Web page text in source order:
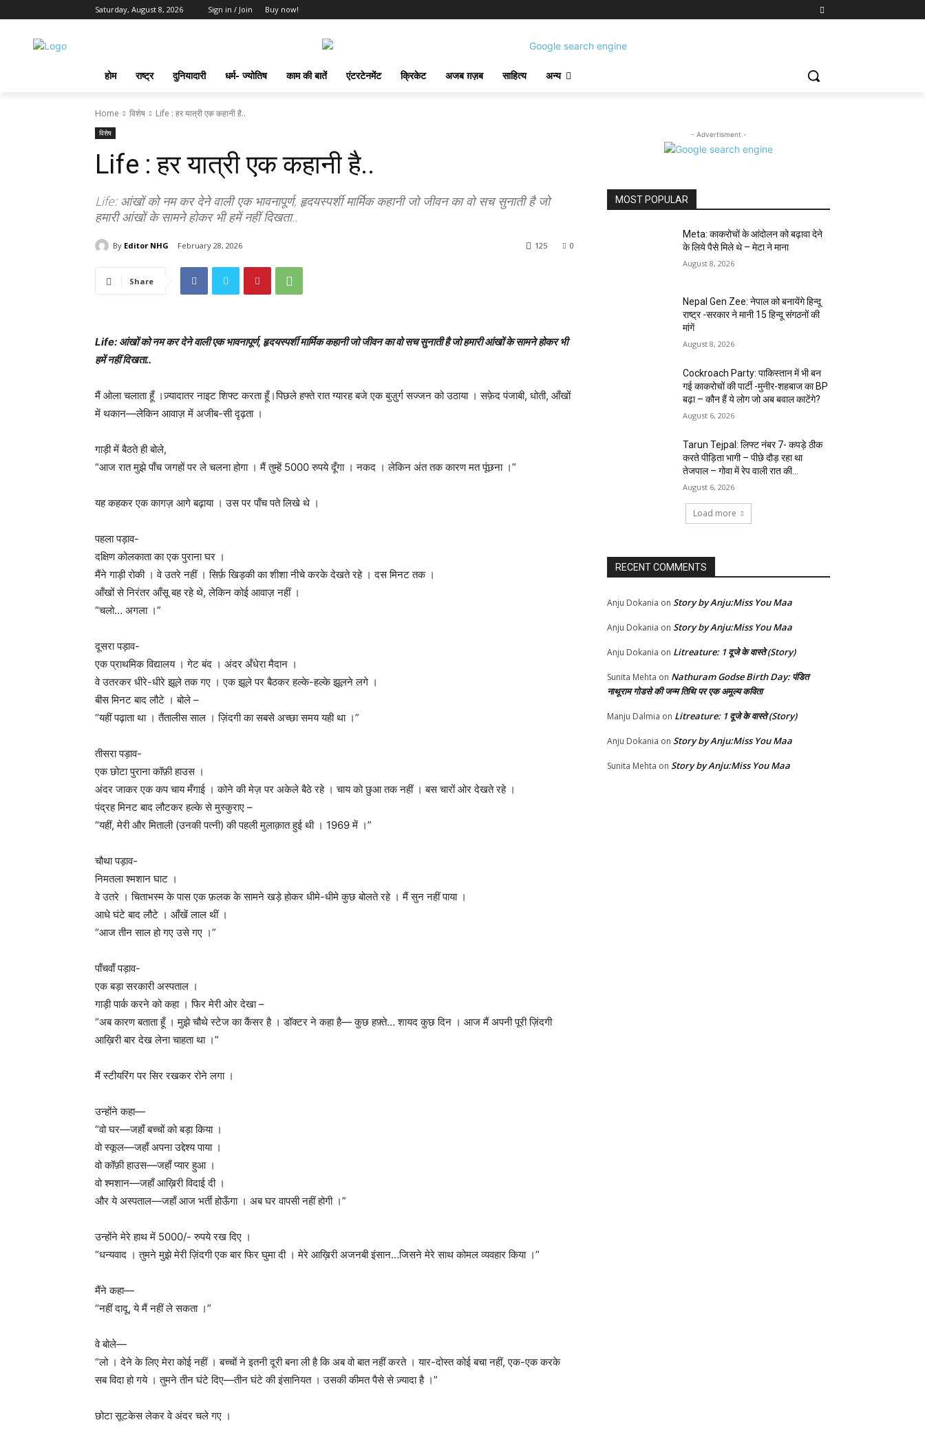
Saturday, August 8, 2026 Sign in / Join Buy now!
होम राष्ट्र दुनियादारी धर्म- ज्योतिष काम की बातें एंटरटेनमेंट क्रिकेट अजब ग़ज़ब साहित्य अन्य
Home विशेष Life : हर यात्री एक कहानी है..
विशेष
Life : हर यात्री एक कहानी है..
Life: आंखों को नम कर देने वाली एक भावनापूर्ण, हृदयस्पर्शी मार्मिक कहानी जो जीवन का वो सच सुनाती है जो
हमारी आंखों के सामने होकर भी हमें नहीं दिखता..
By Editor NHG February 28, 2026 0
125
Share
Life: आंखों को नम कर देने वाली एक भावनापूर्ण, हृदयस्पर्शी मार्मिक कहानी जो जीवन का वो सच सुनाती है जो हमारी आंखों के सामने होकर भी
हमें नहीं दिखता..
मैं ओला चलाता हूँ ।ज़्यादातर नाइट शिफ्ट करता हूँ।पिछले हफ्ते रात ग्यारह बजे एक बुज़ुर्ग सज्जन को उठाया । सफ़ेद पंजाबी, धोती, आँखों
में थकान—लेकिन आवाज़ में अजीब-सी दृढ़ता ।
गाड़ी में बैठते ही बोले,
“आज रात मुझे पाँच जगहों पर ले चलना होगा । मैं तुम्हें 5000 रुपये दूँगा । नकद । लेकिन अंत तक कारण मत पूंछना ।”
यह कहकर एक कागज़ आगे बढ़ाया । उस पर पाँच पते लिखे थे ।
पहला पड़ाव-
दक्षिण कोलकाता का एक पुराना घर ।
मैंने गाड़ी रोकी । वे उतरे नहीं । सिर्फ़ खिड़की का शीशा नीचे करके देखते रहे । दस मिनट तक ।
आँखों से निरंतर आँसू बह रहे थे, लेकिन कोई आवाज़ नहीं ।
“चलो… अगला ।”
दूसरा पड़ाव-
एक प्राथमिक विद्यालय । गेट बंद । अंदर अँधेरा मैदान ।
वे उतरकर धीरे-धीरे झूले तक गए । एक झूले पर बैठकर हल्के-हल्के झूलने लगे ।
बीस मिनट बाद लौटे । बोले –
“यहीं पढ़ाता था । तैंतालीस साल । ज़िंदगी का सबसे अच्छा समय यही था ।”
तीसरा पड़ाव-
एक छोटा पुराना कॉफ़ी हाउस ।
अंदर जाकर एक कप चाय मँगाई । कोने की मेज़ पर अकेले बैठे रहे । चाय को छुआ तक नहीं । बस चारों ओर देखते रहे ।
पंद्रह मिनट बाद लौटकर हल्के से मुस्कुराए –
“यहीं, मेरी और मिताली (उनकी पत्नी) की पहली मुलाक़ात हुई थी । 1969 में ।”
चौथा पड़ाव-
निमतला श्मशान घाट ।
वे उतरे । चिताभस्म के पास एक फ़लक के सामने खड़े होकर धीमे-धीमे कुछ बोलते रहे । मैं सुन नहीं पाया ।
आधे घंटे बाद लौटे । आँखें लाल थीं ।
“आज तीन साल हो गए उसे गए ।”
पाँचवाँ पड़ाव-
एक बड़ा सरकारी अस्पताल ।
गाड़ी पार्क करने को कहा । फिर मेरी ओर देखा –
“अब कारण बताता हूँ । मुझे चौथे स्टेज का कैंसर है । डॉक्टर ने कहा है— कुछ हफ़्ते… शायद कुछ दिन । आज मैं अपनी पूरी ज़िंदगी
आख़िरी बार देख लेना चाहता था ।”
मैं स्टीयरिंग पर सिर रखकर रोने लगा ।
उन्होंने कहा—
“वो घर—जहाँ बच्चों को बड़ा किया ।
वो स्कूल—जहाँ अपना उद्देश्य पाया ।
वो कॉफ़ी हाउस—जहाँ प्यार हुआ ।
वो श्मशान—जहाँ आख़िरी विदाई दी ।
और ये अस्पताल—जहाँ आज भर्ती होऊँगा । अब घर वापसी नहीं होगी ।”
उन्होंने मेरे हाथ में 5000/- रुपये रख दिए ।
“धन्यवाद । तुमने मुझे मेरी ज़िंदगी एक बार फिर घुमा दी । मेरे आख़िरी अजनबी इंसान…जिसने मेरे साथ कोमल व्यवहार किया ।”
मैंने कहा—
“नहीं दादू, ये मैं नहीं ले सकता ।”
वे बोले—
“लो । देने के लिए मेरा कोई नहीं । बच्चों ने इतनी दूरी बना ली है कि अब वो बात नहीं करते । यार-दोस्त कोई बचा नहीं, एक-एक करके
सब विदा हो गये । तुमने तीन घंटे दिए—तीन घंटे की इंसानियत । उसकी कीमत पैसे से ज़्यादा है ।”
छोटा सूटकेस लेकर वे अंदर चले गए ।
- Advertisment -
MOST POPULAR
Meta: काकरोचों के आंदोलन को बढ़ावा देने
के लिये पैसे मिले थे – मेटा ने माना
August 8, 2026
Nepal Gen Zee: नेपाल को बनायेंगे हिन्दू
राष्ट्र -सरकार ने मानी 15 हिन्दू संगठनों की
मांगें
August 8, 2026
Cockroach Party: पाकिस्तान में भी बन
गई काकरोचों की पार्टी -मुनीर-शहबाज का BP
बढ़ा – कौन हैं ये लोग जो अब बवाल काटेंगे?
August 6, 2026
Tarun Tejpal: लिफ्ट नंबर 7- कपड़े ठीक
करते पीड़िता भागी – पीछे दौड़ रहा था
तेजपाल – गोवा में रेप वाली रात की...
August 6, 2026
Load more
RECENT COMMENTS
Anju Dokania on Story by Anju:Miss You Maa
Anju Dokania on Story by Anju:Miss You Maa
Anju Dokania on Litreature: 1 दूजे के वास्ते (Story)
Sunita Mehta on Nathuram Godse Birth Day: पंडित
नाथूराम गोडसे की जन्म तिथि पर एक अमूल्य कविता
Manju Dalmia on Litreature: 1 दूजे के वास्ते (Story)
Anju Dokania on Story by Anju:Miss You Maa
Sunita Mehta on Story by Anju:Miss You Maa